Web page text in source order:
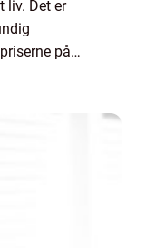
liv. Det er
på